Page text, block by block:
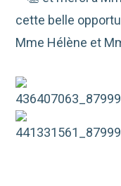
cette belle
Mme Hélène et